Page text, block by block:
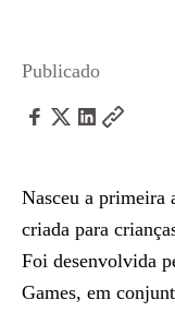
Publicado
Nasceu a primeira
criada para
Foi desenvolvida
Games, em